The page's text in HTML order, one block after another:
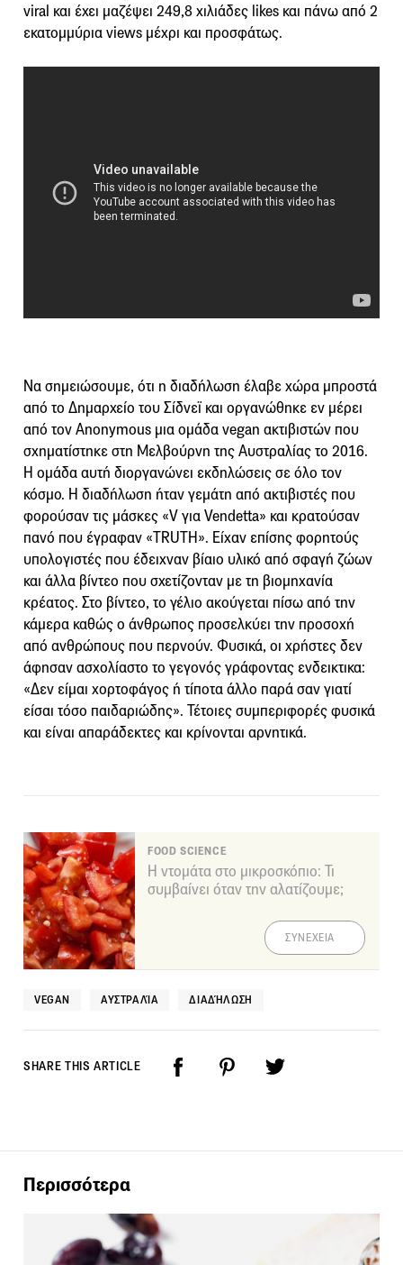
viral και έχει μαζέψει 249,8 χιλιάδες likes και πάνω από 2
εκατομμύρια views μέχρι και προσφάτως.
Να σημειώσουμε, ότι η διαδήλωση έλαβε χώρα μπροστά
από το Δημαρχείο του Σίδνεϊ και οργανώθηκε εν μέρει
από τον Anonymous μια ομάδα vegan ακτιβιστών που
σχηματίστηκε στη Μελβούρνη της Αυστραλίας το 2016.
Η ομάδα αυτή διοργανώνει εκδηλώσεις σε όλο τον
κόσμο. Η διαδήλωση ήταν γεμάτη από ακτιβιστές που
φορούσαν τις μάσκες «V για Vendetta» και κρατούσαν
πανό που έγραφαν «ΤRUTH». Είχαν επίσης φορητούς
υπολογιστές που έδειχναν βίαιο υλικό από σφαγή ζώων
και άλλα βίντεο που σχετίζονταν με τη βιομηχανία
κρέατος. Στο βίντεο, το γέλιο ακούγεται πίσω από την
κάμερα καθώς ο άνθρωπος προσελκύει την προσοχή
από ανθρώπους που περνούν. Φυσικά, οι χρήστες δεν
άφησαν ασχολίαστο το γεγονός γράφοντας ενδεικτικα:
«Δεν είμαι χορτοφάγος ή τίποτα άλλο παρά σαν γιατί
είσαι τόσο παιδαριώδης». Τέτοιες συμπεριφορές φυσικά
και είναι απαράδεκτες και κρίνονται αρνητικά.
FOOD SCIENCE
Η ντομάτα στο μικροσκόπιο: Τι
συμβαίνει όταν την αλατίζουμε;
ΣΥΝΕΧΕΙΑ
VEGAN ΑΥΣΤΡΑΛΊΑ ΔΙΑΔΉΛΩΣΗ
SHARE THIS ARTICLE
Περισσότερα